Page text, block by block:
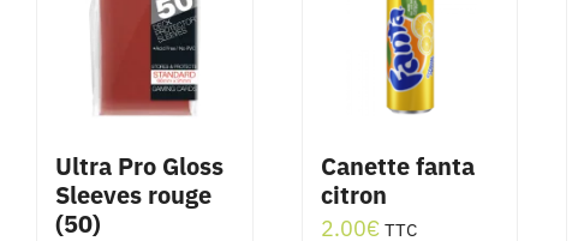
Ultra Pro Gloss
Sleeves rouge
(50)
Canette fanta
citron
2.00€ TTC